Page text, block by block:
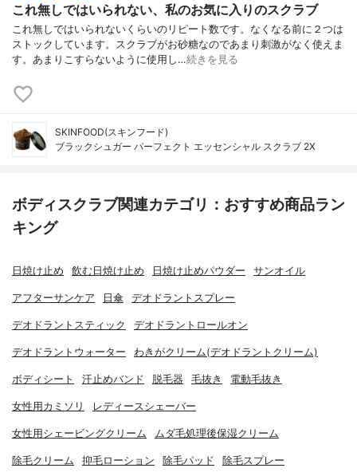
これ無しではいられない、私のお気に入りのスクラブ
これ無しではいられないくらいのリピート数です。なくなる前に２つは
ストックしています。スクラブがお砂糖なのであまり刺激がなく使えま
す。あまりこすらないように使用し…続きを見る
SKINFOOD(スキンフード)
ブラックシュガー パーフェクト エッセンシャル スクラブ 2X
ボディスクラブ関連カテゴリ：おすすめ商品ラン
キング
日焼け止め 飲む日焼け止め 日焼け止めパウダー サンオイル
アフターサンケア 日傘 デオドラントスプレー
デオドラントスティック デオドラントロールオン
デオドラントウォーター わきがクリーム(デオドラントクリーム)
ボディシート 汗止めバンド 脱毛器 毛抜き 電動毛抜き
女性用カミソリ レディースシェーバー
女性用シェービングクリーム ムダ毛処理後保湿クリーム
除毛クリーム 抑毛ローション 除毛パッド 除毛スプレー